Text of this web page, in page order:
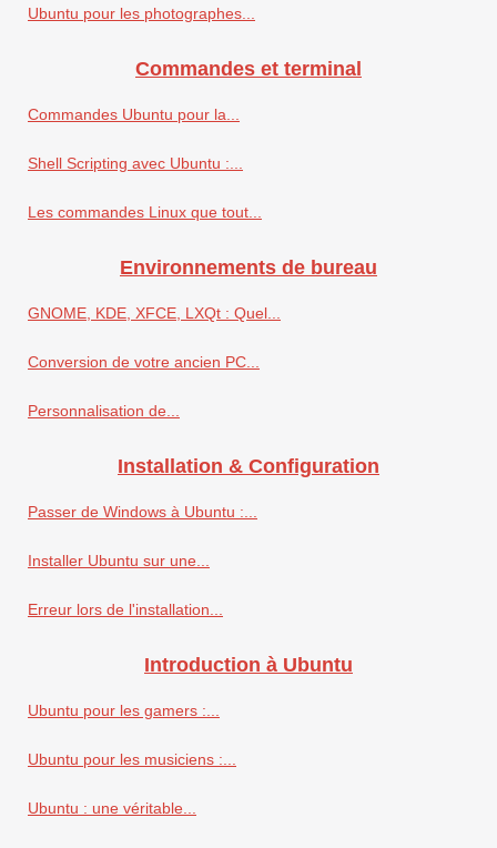
Ubuntu pour les photographes...
Commandes et terminal
Commandes Ubuntu pour la...
Shell Scripting avec Ubuntu :...
Les commandes Linux que tout...
Environnements de bureau
GNOME, KDE, XFCE, LXQt : Quel...
Conversion de votre ancien PC...
Personnalisation de...
Installation & Configuration
Passer de Windows à Ubuntu :...
Installer Ubuntu sur une...
Erreur lors de l'installation...
Introduction à Ubuntu
Ubuntu pour les gamers :...
Ubuntu pour les musiciens :...
Ubuntu : une véritable...